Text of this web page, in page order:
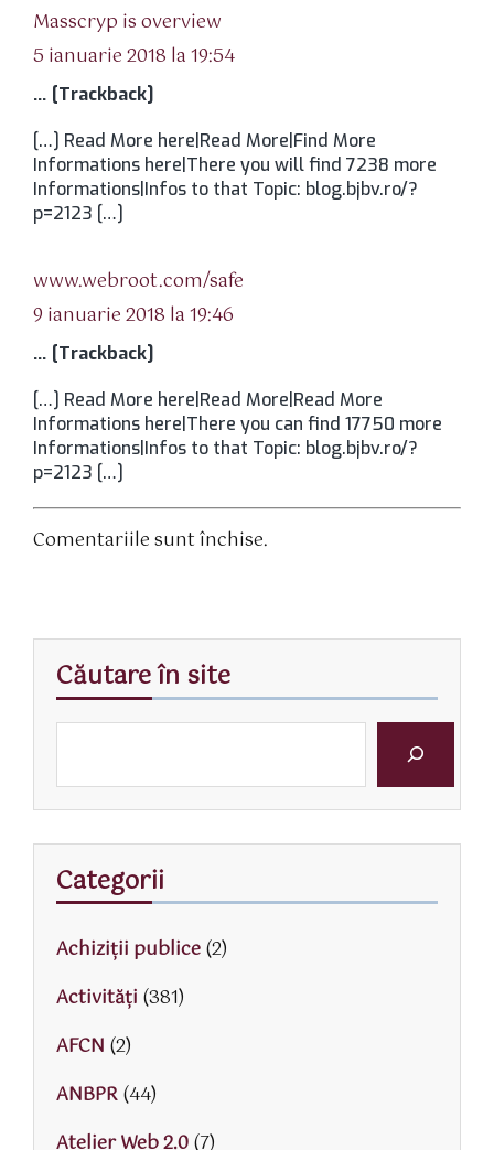
Masscryp is overview
5 ianuarie 2018 la 19:54
… [Trackback]
[…] Read More here|Read More|Find More
Informations here|There you will find 7238 more
Informations|Infos to that Topic: blog.bjbv.ro/?
p=2123 […]
www.webroot.com/safe
9 ianuarie 2018 la 19:46
… [Trackback]
[…] Read More here|Read More|Read More
Informations here|There you can find 17750 more
Informations|Infos to that Topic: blog.bjbv.ro/?
p=2123 […]
Comentariile sunt închise.
Căutare în site
Categorii
Achiziții publice(2)
Activităţi (381)
AFCN (2)
ANBPR(44)